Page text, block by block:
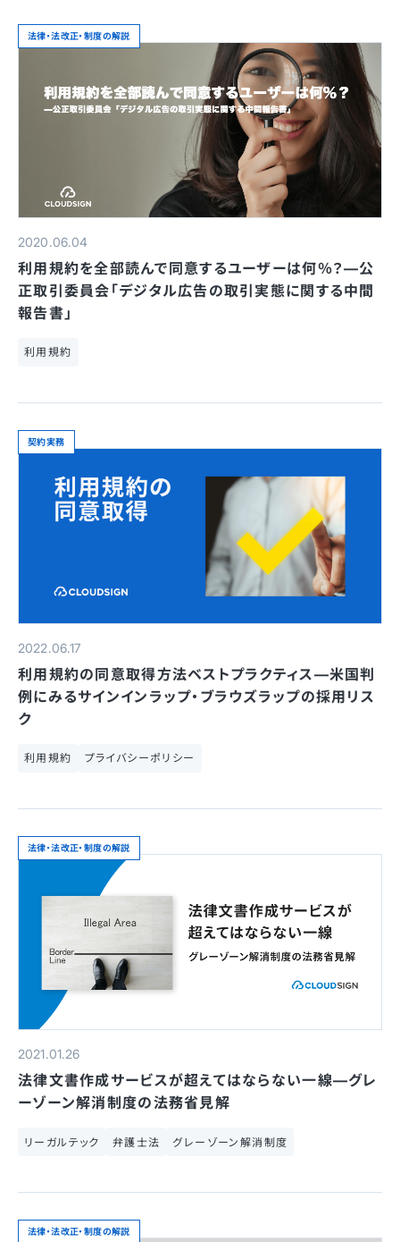
法律・法改正・制度の解説
2020.06.04
利用規約を全部読んで同意するユーザーは何％？—公
正取引委員会「デジタル広告の取引実態に関する中間
報告書」
利用規約
契約実務
2022.06.17
利用規約の同意取得方法ベストプラクティス—米国判
例にみるサインインラップ・ブラウズラップの採用リス
ク
利用規約 プライバシーポリシー
法律・法改正・制度の解説
2021.01.26
法律文書作成サービスが超えてはならない一線—グレ
ーゾーン解消制度の法務省見解
リーガルテック 弁護士法 グレーゾーン解消制度
法律・法改正・制度の解説